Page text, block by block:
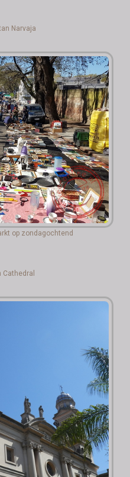
Narvaja
op zondagochtend
Cathedral